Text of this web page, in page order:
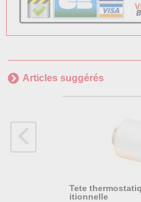
Articles suggérés
Tete
itionnelle